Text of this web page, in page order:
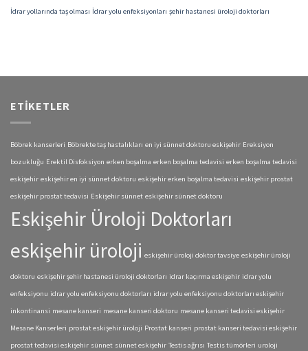
İdrar yollarında taş olması İdrar yolu enfeksiyonları şehir hastanesi üroloji doktorları
ETIKETLER
Böbrek kanserleri Böbrekte taş hastalıkları en iyi sünnet doktoru eskişehir Ereksiyon
bozukluğu Erektil Disfoksiyon erken boşalma erken boşalma tedavisi erken boşalma tedavisi
eskişehir eskişehir en iyi sünnet doktoru eskişehir erken boşalma tedavisi eskişehir prostat
eskişehir prostat tedavisi Eskişehir sünnet eskişehir sünnet doktoru
Eskişehir Üroloji Doktorları
eskişehir üroloji eskişehir üroloji doktor tavsiye eskişehir üroloji
doktoru eskişehir şehir hastanesi üroloji doktorları idrar kaçırma eskişehir idrar yolu
enfeksiyonu idrar yolu enfeksiyonu doktorları idrar yolu enfeksiyonu doktorları eskişehir
inkontinansi mesane kanseri mesane kanseri doktoru mesane kanseri tedavisi eskişehir
Mesane Kanserleri prostat eskişehir üroloji Prostat kanseri prostat kanseri tedavisi eskişehir
prostat tedavisi eskişehir sünnet sünnet eskişehir Testis ağrısı Testis tümörleri uroloji